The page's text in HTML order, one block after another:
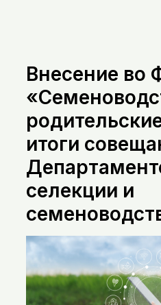
Внесение во
итоги
селекции и